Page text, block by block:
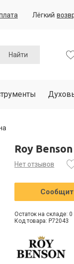
Лёгкий
Найти
Roy
Нет отзывов
Остаток на складе: 0
Код товара: P72043